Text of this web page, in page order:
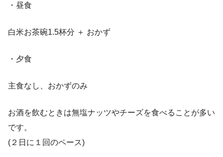
・昼食
白米お茶碗1.5杯分 ＋ おかず
・夕食
主食なし、おかずのみ
お酒を飲むときは無塩ナッツやチーズを食べることが多い
です。
(２日に１回のペース)